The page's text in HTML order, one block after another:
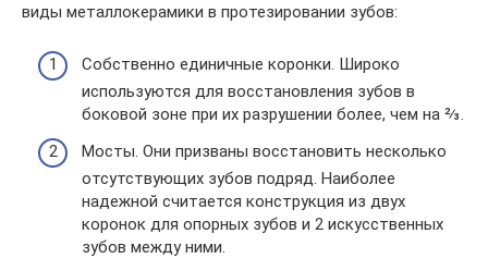
виды металлокерамики в протезировании зубов:
Собственно единичные коронки. Широко
используются для восстановления зубов в
боковой зоне при их разрушении более, чем на ⅔.
Мосты. Они призваны восстановить несколько
отсутствующих зубов подряд. Наиболее
надежной считается конструкция из двух
коронок для опорных зубов и 2 искусственных
зубов между ними.